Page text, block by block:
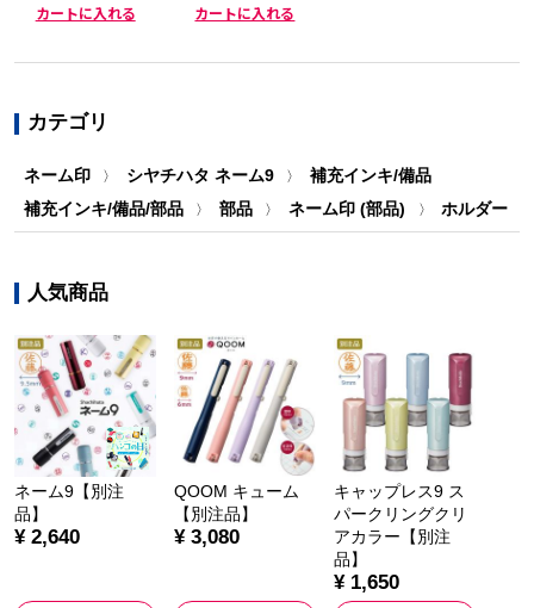
カートに入れる カートに入れる
カテゴリ
ネーム印 〉 シヤチハタ ネーム9 〉
補充インキ/備品
補充インキ/備品/部品
〉 部品 〉 ネーム印 (部品) 〉 ホルダー
人気商品
ネーム9【別注
品】
¥ 2,640
QOOM キューム
【別注品】
¥ 3,080
キャップレス9 ス
パークリングクリ
アカラー【別注
品】
¥ 1,650